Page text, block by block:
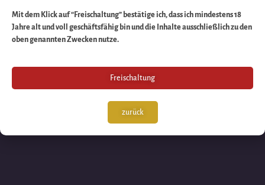
schauen Sie bald
wieder vorbei!
Mit dem Klick auf “Freischaltung” bestätige ich, dass ich mindestens 18
Jahre alt und voll geschäftsfähig bin und die Inhalte ausschließlich zu den
oben genannten Zwecken nutze.
Freischaltung
zurück